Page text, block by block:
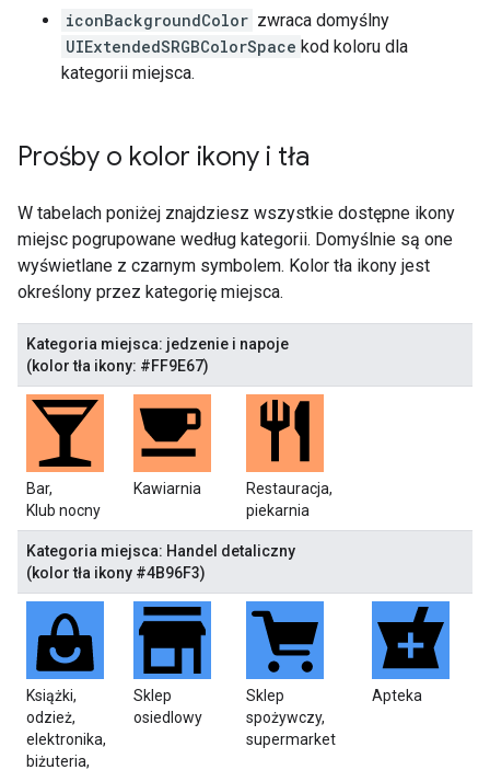
iconBackgroundColor zwraca domyślny
UIExtendedSRGBColorSpace kod koloru dla
kategorii miejsca.
Prośby o kolor ikony i tła
W tabelach poniżej znajdziesz wszystkie dostępne ikony
miejsc pogrupowane według kategorii. Domyślnie są one
wyświetlane z czarnym symbolem. Kolor tła ikony jest
określony przez kategorię miejsca.
Kategoria miejsca: jedzenie i napoje
(kolor tła ikony: #FF9E67)
Bar,
Klub nocny
Kawiarnia
Restauracja,
piekarnia
Kategoria miejsca: Handel detaliczny
(kolor tła ikony #4B96F3)
Książki,
odzież,
elektronika,
biżuteria,
Sklep
osiedlowy
Sklep
spożywczy,
supermarket
Apteka